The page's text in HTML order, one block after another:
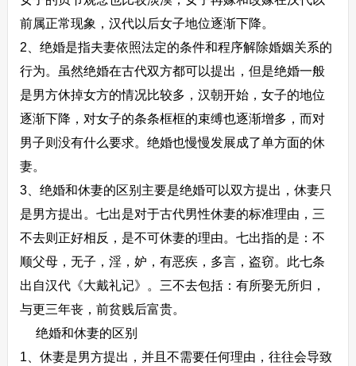
前属正常现象，汉代以后女子地位逐渐下降。
2、绝婚是指夫妻依照法定的条件和程序解除婚姻关系的
行为。虽然绝婚在古代双方都可以提出，但是绝婚一般
是男方休掉女方的情况比较多，汉朝开始，女子的地位
逐渐下降，对女子的条条框框的束缚也逐渐增多，而对
男子则没有什么要求。绝婚也慢慢发展成了单方面的休
妻。
3、绝婚和休妻的区别主要是绝婚可以双方提出，休妻只
是男方提出。七出是对于古代男性休妻的标准理由，三
不去则正好相反，是不可休妻的理由。七出指的是：不
顺父母，无子，淫，妒，有恶疾，多言，盗窃。此七条
出自汉代《大戴礼记》。三不去包括：有所娶无所归，
与更三年丧，前贫贱后富贵。
绝婚和休妻的区别
1、休妻是男方提出，并且不需要任何理由，往往会导致